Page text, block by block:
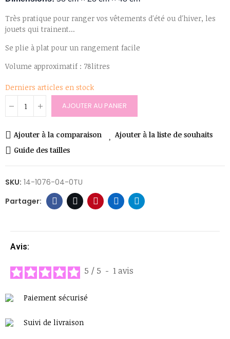
Très pratique pour ranger vos vêtements d'été ou d'hiver, les
jouets qui trainent...
Se plie à plat pour un rangement facile
Volume approximatif : 78litres
Derniers articles en stock
AJOUTER AU PANIER
Ajouter à la comparaison
Ajouter à la liste de souhaits
Guide des tailles
SKU: 14-1076-04-0TU
Avis:
5 / 5 - 1avis
Paiement sécurisé
Suivi de livraison